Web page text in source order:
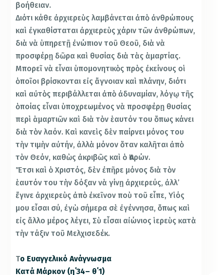
βοήθειαν.
Διότι κάθε ἀρχιερεὺς λαμβάνεται ἀπὸ ἀνθρώπους
καὶ ἐγκαθίσταται ἀρχιερεὺς χάριν τῶν ἀνθρώπων,
διὰ νὰ ὑπηρετῇ ἐνώπιον τοῦ Θεοῦ, διὰ νὰ
προσφέρῃ δῶρα καὶ θυσίας διὰ τὰς ἁμαρτίας.
Μπορεῖ νὰ εἶναι ὑπομονητικὸς πρὸς ἐκείνους οἱ
ὁποῖοι βρίσκονται εἰς ἄγνοιαν καὶ πλάνην, διότι
καὶ αὐτὸς περιβάλλεται ἀπὸ ἀδυναμίαν, λόγῳ τῆς
ὁποίας εἶναι ὑποχρεωμένος νὰ προσφέρῃ θυσίας
περὶ ἁμαρτιῶν καὶ διὰ τὸν ἑαυτόν του ὅπως κάνει
διὰ τὸν λαόν. Καὶ κανεὶς δὲν παίρνει μόνος του
τὴν τιμὴν αὐτήν, ἀλλὰ μόνον ὅταν καλῆται ἀπὸ
τὸν Θεόν, καθὼς ἀκριβῶς καὶ ὁ Ἀαρών.
Ἔτσι καὶ ὁ Χριστός, δὲν ἐπῆρε μόνος διὰ τὸν
ἑαυτόν του τὴν δόξαν νὰ γίνῃ ἀρχιερεύς, ἀλλ’
ἔγινε ἀρχιερεὺς ἀπὸ ἐκεῖνον ποὺ τοῦ εἶπε, Υἱός
μου εἶσαι σύ, ἐγὼ σήμερα σὲ ἐγέννησα, ὅπως καὶ
εἰς ἄλλο μέρος λέγει, Σὺ εἶσαι αἰώνιος ἱερεὺς κατὰ
τὴν τάξιν τοῦ Μελχισεδέκ.
Το Ευαγγελικό Ανάγνωσμα
Κατά Μάρκον (η΄34– θ΄1)